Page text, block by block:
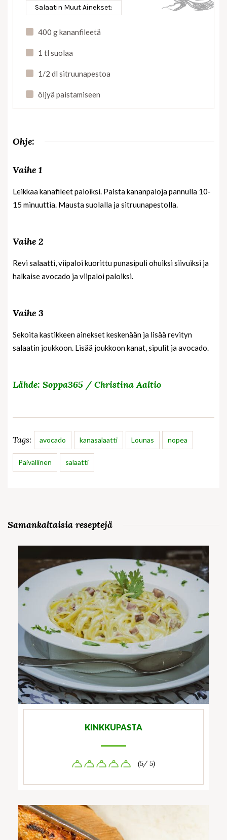
Salaatin Muut Ainekset:
400 g kananfileetä
1 tl suolaa
1/2 dl sitruunapestoa
öljyä paistamiseen
Ohje:
Vaihe 1
Leikkaa kanafileet paloiksi. Paista kananpaloja pannulla 10-
15 minuuttia. Mausta suolalla ja sitruunapestolla.
Vaihe 2
Revi salaatti, viipaloi kuorittu punasipuli ohuiksi siivuiksi ja
halkaise avocado ja viipaloi paloiksi.
Vaihe 3
Sekoita kastikkeen ainekset keskenään ja lisää revityn
salaatin joukkoon. Lisää joukkoon kanat, sipulit ja avocado.
Lähde: Soppa365 / Christina Aaltio
Tags: avocado kanasalaatti Lounas nopea
Päivällinen salaatti
Samankaltaisia reseptejä
KINKKUPASTA
(5/ 5)